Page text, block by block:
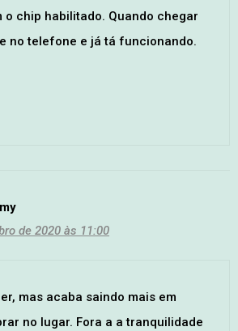
o chip habilitado. Quando chegar
no telefone e já tá funcionando.
de 2020 às 11:00
mas acaba saindo mais em
no lugar. Fora a a tranquilidade